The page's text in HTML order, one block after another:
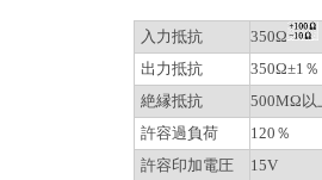
入力抵抗
350Ω
出力抵抗
350Ω±1％
絶縁抵抗
500MΩ以
許容過負荷
120％
許容印加電圧
15V